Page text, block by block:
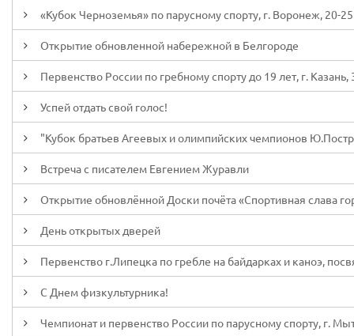
«Кубок Черноземья» по парусному спорту, г. Воронеж, 20-
Открытие обновленной набережной в Белгороде
Первенство России по гребному спорту до 19 лет, г. Казань,
Успей отдать свой голос!
"Кубок братьев Агеевых и олимпийских чемпионов
Встреча с писателем Евгением Журавли
Открытие обновлённой Доски почёта «Спортивная слава
День открытых дверей
Первенство г.Липецка по гребле на байдарках и каноэ,
С Днем физкультурника!
Чемпионат и первенство России по парусному спорту, г.